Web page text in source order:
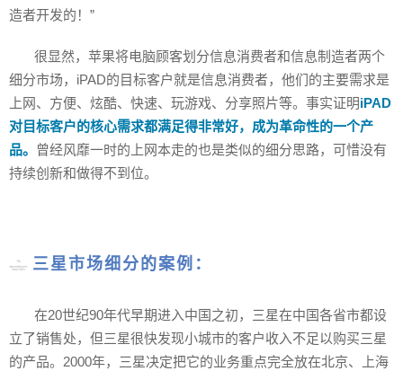
造者开发的！”
很显然，苹果将电脑顾客划分信息消费者和信息制造者两个
细分市场，iPAD的目标客户就是信息消费者，他们的主要需求是
上网、方便、炫酷、快速、玩游戏、分享照片等。事实证明iPAD
对目标客户的核心需求都满足得非常好，成为革命性的一个产
品。
曾经风靡一时的上网本走的也是类似的细分思路，可惜没有
持续创新和做得不到位。
三星市场细分的案例：
在20世纪90年代早期进入中国之初，三星在中国各省市都设
立了销售处，但三星很快发现小城市的客户收入不足以购买三星
的产品。2000年，三星决定把它的业务重点完全放在北京、上海